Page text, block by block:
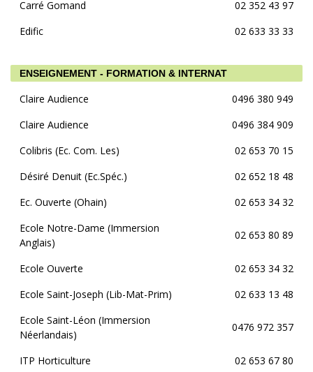
Carré Gomand
02 352 43 97
Edific
02 633 33 33
ENSEIGNEMENT - FORMATION & INTERNAT
Claire Audience
0496 380 949
Claire Audience
0496 384 909
Colibris (Ec. Com. Les)
02 653 70 15
Désiré Denuit (Ec.Spéc.)
02 652 18 48
Ec. Ouverte (Ohain)
02 653 34 32
Ecole Notre-Dame (Immersion
Anglais)
02 653 80 89
Ecole Ouverte
02 653 34 32
Ecole Saint-Joseph (Lib-Mat-Prim)
02 633 13 48
Ecole Saint-Léon (Immersion
Néerlandais)
0476 972 357
ITP Horticulture
02 653 67 80